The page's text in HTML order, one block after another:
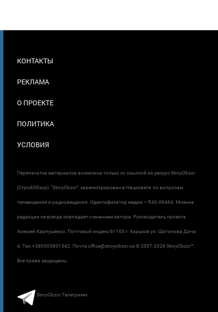
В
КОНТАКТЫ
РЕКЛАМА
О ПРОЕКТЕ
ПОЛИТИКА
УСЛОВИЯ
Перепечатка материалов возможна только со ссылкой на ресурс StroyObzor
(СтройОбзор). "StroyObzor" зарегистрирован в Нацсовете по вопросам
телевидения и радиовещания. Идентификатор медиа – R40-06464. Мнение
редакции не всегда совпадает с мнением автора. Руководитель проекта
Алексей Карпушенко. Почтовый индекс 61165 г. Харьков ул. Шатилова Дача
4. Тел.+380505801342. Почта office@stroyobzor.ua © 2007-2026 StroyObzor™.
Все права защищены.
StroyObzor Телеграмм